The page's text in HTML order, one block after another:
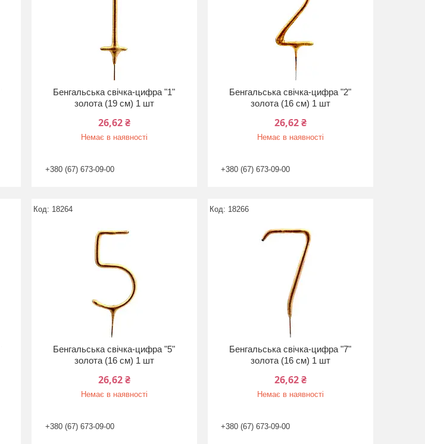
Бенгальська свічка-цифра "1"
золота (19 см) 1 шт
26,62 ₴
Немає в наявності
+380 (67) 673-09-00
Бенгальська свічка-цифра "2"
золота (16 см) 1 шт
26,62 ₴
Немає в наявності
+380 (67) 673-09-00
18264
Бенгальська свічка-цифра "5"
золота (16 см) 1 шт
26,62 ₴
Немає в наявності
+380 (67) 673-09-00
18266
Бенгальська свічка-цифра "7"
золота (16 см) 1 шт
26,62 ₴
Немає в наявності
+380 (67) 673-09-00